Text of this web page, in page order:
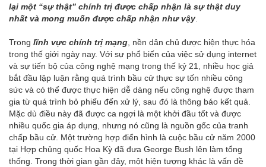
lại một “sự thật” chính trị được chấp nhận là sự thật duy
nhất và mong muốn được chấp nhận như vậy
Trong lĩnh vực chính trị mạng , nền dân chủ được hiện thực hóa
trong thế giới ngày nay. Với sự phổ biến của việc sử dụng internet
và sự tiến bộ của công nghệ mạng trong thế kỷ 21, nhiều học giả
bắt đầu lập luận rằng quá trình bầu cử thực sự tốn nhiều công
sức và có thể được thực hiện dễ dàng nếu công nghệ được tham
gia từ quá trình bỏ phiếu đến xử lý, sau đó là thông báo kết quả.
Mặc dù điều này đã được ca ngợi là một khởi đầu tốt và được
nhiều quốc gia áp dụng, nhưng nó cũng là nguồn gốc của tranh
chấp bầu cử. Một trường hợp điển hình là cuộc bầu cử năm 2000
tại Hợp chủng quốc Hoa Kỳ đã đưa George Bush lên làm tổng
thống. Trong thời gian gần đây, một hiện tượng khác là vấn đề